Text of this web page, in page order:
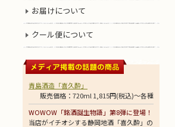
お届けについて
クール便について
青島酒造「喜久酔」
販売価格：720ml 1,815円(税込)～各種
WOWOW「銘酒誕生物語」第8弾に登場！
当店がイチオシする静岡地酒「喜久酔」の